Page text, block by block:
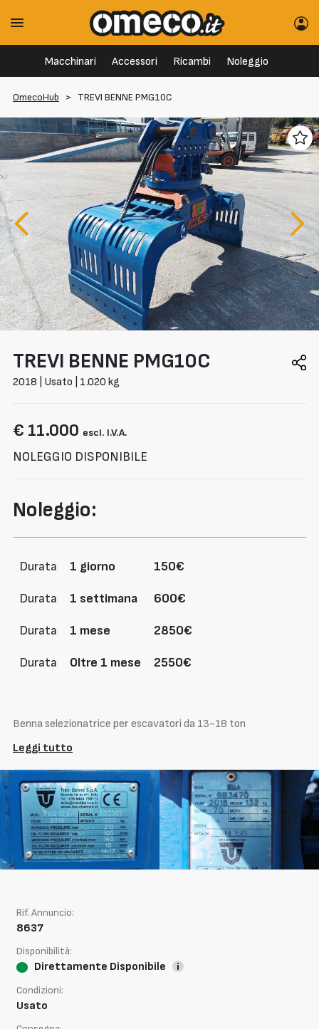
Macchinari Accessori Ricambi Noleggio
OmecoHub > TREVI BENNE PMG10C
TREVI BENNE PMG10C
2018 | Usato | 1.020 kg
€ 11.000 escl. I.V.A.
NOLEGGIO DISPONIBILE
Noleggio:
Durata 1 giorno 150€
Durata 1 settimana 600€
Durata 1 mese 2850€
Durata Oltre 1 mese 2550€
Benna selezionatrice per escavatori da 13-18 ton
Leggi tutto
Rif. Annuncio:
8637
Disponibilità:
Direttamente Disponibile
Condizioni:
Usato